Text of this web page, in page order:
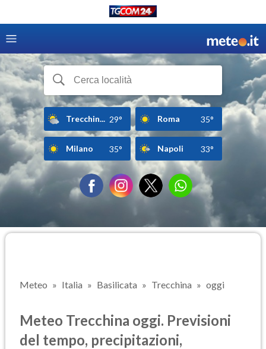
Trecchin... 29° Roma 35°
Milano 35° Napoli 33°
Meteo Italia Basilicata Trecchina oggi
Meteo Trecchina oggi. Previsioni
del tempo, precipitazioni,